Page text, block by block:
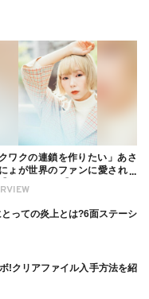
クワクの連鎖を作りたい」あさ
ょが世界のファンに愛される
っての炎上とは?6面ステーシ
!クリアファイル入手方法を紹